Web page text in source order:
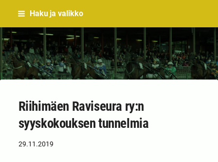
Siirry
sisältöön
Haku ja valikko
Sivuston etusivulle
Riihimäen Raviseura ry:n
syyskokouksen tunnelmia
29.11.2019